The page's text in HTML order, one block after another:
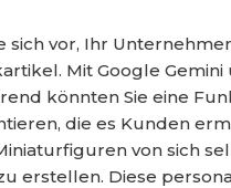
sich vor, Ihr
Mit Google
könnten Sie eine
die es Kunden
von sich
erstellen. Diese